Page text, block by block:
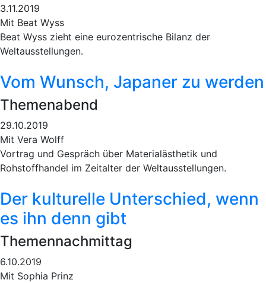
3.11.2019
Mit Beat Wyss
Beat Wyss zieht eine eurozentrische Bilanz der
Weltausstellungen.
Vom Wunsch, Japaner zu werden
Themenabend
29.10.2019
Mit Vera Wolff
Vortrag und Gespräch über Materialästhetik und
Rohstoffhandel im Zeitalter der Weltausstellungen.
Der kulturelle Unterschied, wenn
es ihn denn gibt
Themennachmittag
6.10.2019
Mit Sophia Prinz